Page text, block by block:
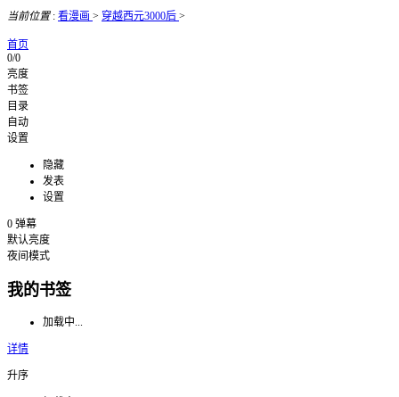
当前位置: 看漫画 > 穿越西元3000后 >
首页
0/0
亮度
书签
目录
自动
设置
隐藏
发表
设置
0 弹幕
默认亮度
夜间模式
我的书签
加载中...
详情
升序